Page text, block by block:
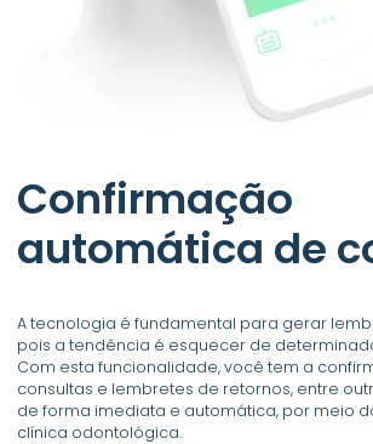
Confirmação
automática de
A tecnologia é fundamental para gerar
pois a tendência é esquecer de
Com esta funcionalidade, você tem a
consultas e lembretes de retornos, entre
de forma imediata e automática, por meio
clínica odontológica.